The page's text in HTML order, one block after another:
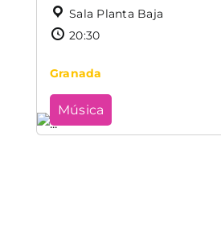
Sala Planta Baja
20:30
Granada
Música